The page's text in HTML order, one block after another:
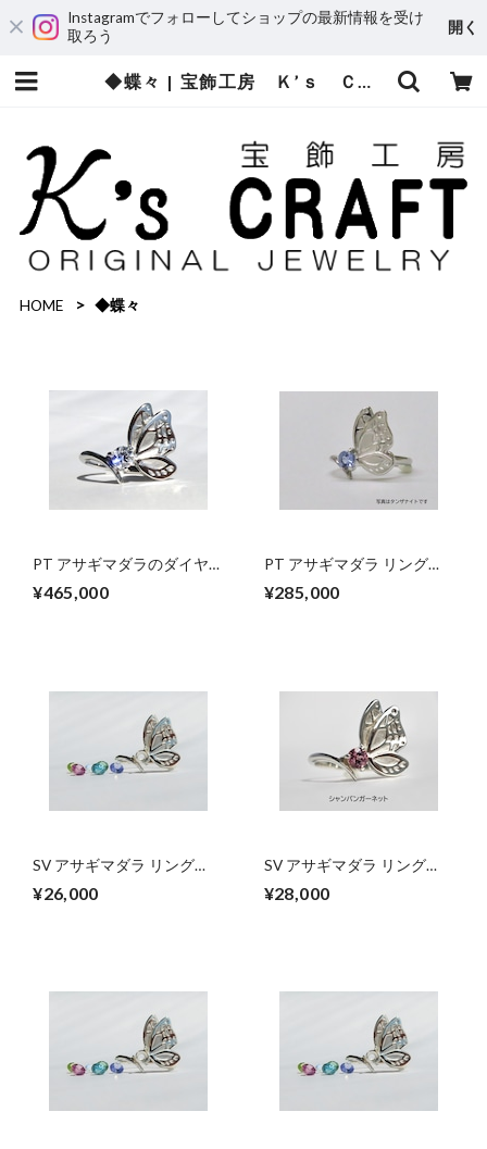
Instagramでフォローしてショップの最新情報を受け
取ろう
開く
◆蝶々 | 宝飾工房 Ｋ’ｓ ＣＲＡＦＴ
HOME ◆蝶々
PT アサギマダラのダイヤ
¥465,000
PT アサギマダラ リング
¥285,000
SV アサギマダラ リング
ト・アメシスト・ペリドッ
¥26,000
SV アサギマダラ リング
ンガーネット・ロイヤルブ
¥28,000